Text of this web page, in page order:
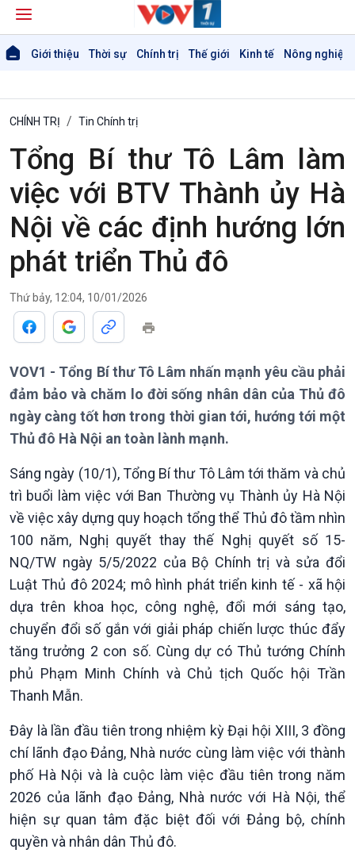
Giới thiệu Thời sự Chính trị Thế giới Kinh tế Nông nghiệp
Giới thiệu
Thời sự
Thời sự 6h
Thời sự 18h
Thời sự 21h30
Bản tin
Chuyên mục
Theo dòng Thời sự
CHÍNH TRỊ Tin Chính trị
Tổng Bí thư Tô Lâm làm
việc với BTV Thành ủy Hà
Nội về các định hướng lớn
phát triển Thủ đô
Thứ bảy, 12:04, 10/01/2026
VOV1 - Tổng Bí thư Tô Lâm nhấn mạnh yêu cầu phải
đảm bảo và chăm lo đời sống nhân dân của Thủ đô
ngày càng tốt hơn trong thời gian tới, hướng tới một
Thủ đô Hà Nội an toàn lành mạnh.
Sáng ngày (10/1), Tổng Bí thư Tô Lâm tới thăm và chủ
trì buổi làm việc với Ban Thường vụ Thành ủy Hà Nội
về việc xây dựng quy hoạch tổng thể Thủ đô tầm nhìn
100 năm, Nghị quyết thay thế Nghị quyết số 15-
NQ/TW ngày 5/5/2022 của Bộ Chính trị và sửa đổi
Luật Thủ đô 2024; mô hình phát triển kinh tế - xã hội
dựa trên khoa học, công nghệ, đổi mới sáng tạo,
chuyển đổi số gắn với giải pháp chiến lược thúc đẩy
tăng trưởng 2 con số. Cùng dự có Thủ tướng Chính
phủ Phạm Minh Chính và Chủ tịch Quốc hội Trần
Thanh Mẫn.
Đây là lần đầu tiên trong nhiệm kỳ Đại hội XIII, 3 đồng
chí lãnh đạo Đảng, Nhà nước cùng làm việc với thành
phố Hà Nội và là cuộc làm việc đầu tiên trong năm
2026 của lãnh đạo Đảng, Nhà nước với Hà Nội, thể
hiện sự quan tâm đặc biệt đối với Đảng bộ, chính
quyền và nhân dân Thủ đô.